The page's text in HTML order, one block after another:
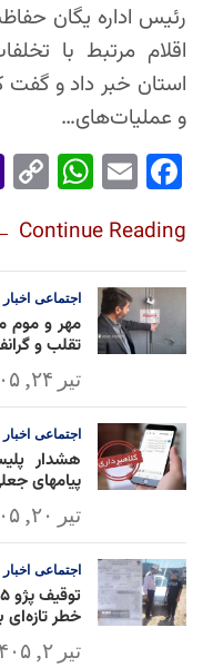
رئیس اداره یگان
اقلام مرتبط با
استان خبر داد و گفت
و عملیات‌های…
Fac
ok
Em
Wh
Ap
p
k
Continue Reading
اجتماعی اخبار
مهر و موم
تقلب و
تیر ۲۴, ۱۴۰۵
اجتماعی اخبار
هشدار
پیامهای
تیر ۲۰, ۱۴۰۵
اجتماعی اخبار
خطر تازه‌ای
تیر ۲, ۱۴۰۵